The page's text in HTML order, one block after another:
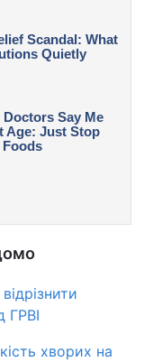
ГРВІ
хворих на